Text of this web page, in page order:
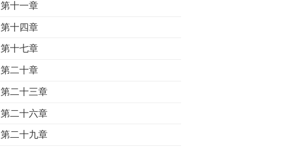
第十一章
第十四章
第十七章
第二十章
第二十三章
第二十六章
第二十九章